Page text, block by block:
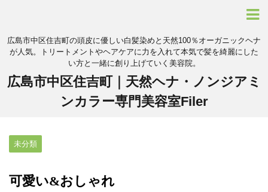
広島市中区住吉町の頭皮に優しい白髪染めと天然100％オーガニックヘナ
が人気。トリートメントやヘアケアに力を入れて本気で髪を綺麗にした
い方と一緒に創り上げていく美容院。
広島市中区住吉町｜天然ヘナ・ノンジアミ
ンカラー専門美容室Filer
未分類
可愛い&おしゃれ